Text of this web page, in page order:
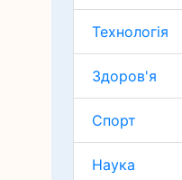
Технологія
Здоров'я
Спорт
Наука